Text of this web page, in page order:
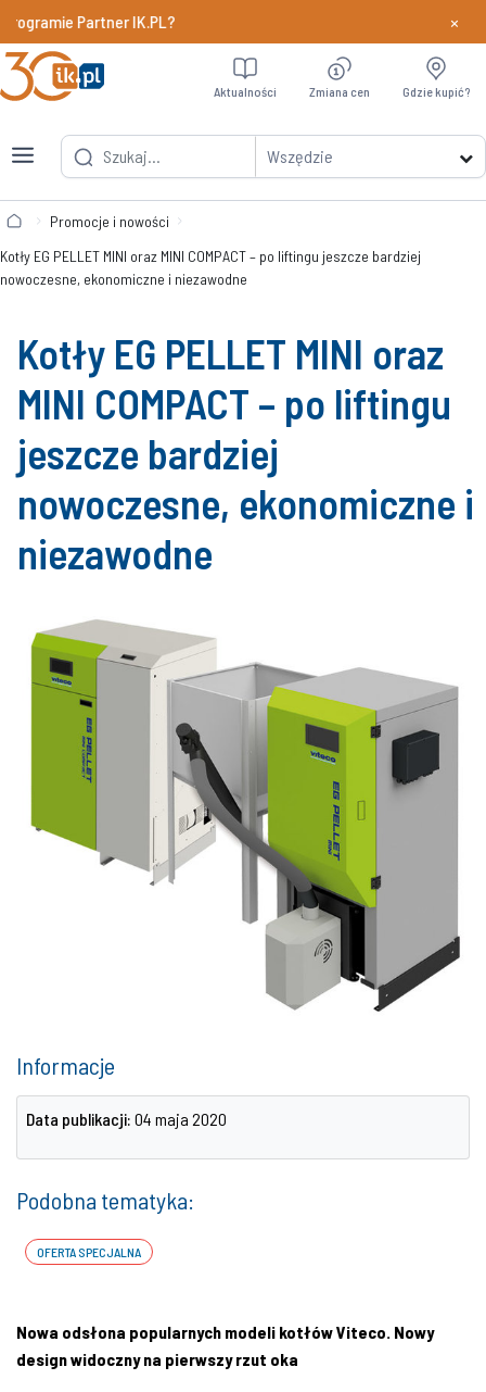
Partner IK.PL? Dowiedz
×
Wszędzie
Aktualności Zmiana cen Gdzie kupić?
Promocje i nowości
Kotły EG PELLET MINI oraz MINI COMPACT – po liftingu jeszcze bardziej
nowoczesne, ekonomiczne i niezawodne
Kotły EG PELLET MINI oraz
MINI COMPACT – po liftingu
jeszcze bardziej
nowoczesne, ekonomiczne i
niezawodne
Informacje
Data publikacji: 04 maja 2020
Podobna tematyka:
OFERTA SPECJALNA
Nowa odsłona popularnych modeli kotłów Viteco. Nowy
design widocznyna pierwszy rzut oka